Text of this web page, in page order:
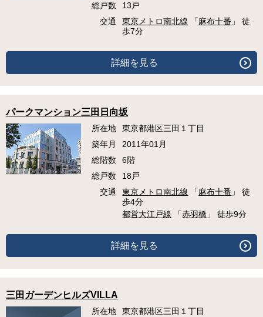
総戸数
13戸
交通
東京メトロ南北線 「麻布十番 」 徒
歩7分
詳細を見る
パークマンション三田日向坂
所在地
東京都港区三田１丁目
築年月
2011年01月
総階数
6階
総戸数
18戸
交通
東京メトロ南北線 「麻布十番 」 徒
歩4分
都営大江戸線 「赤羽橋 」 徒歩9分
詳細を見る
三田ガーデンヒルズVILLA
所在地
東京都港区三田１丁目